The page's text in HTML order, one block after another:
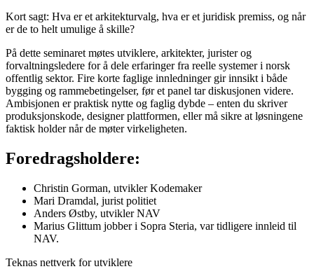
Kort sagt: Hva er et arkitekturvalg, hva er et juridisk premiss, og når
er de to helt umulige å skille?
På dette seminaret møtes utviklere, arkitekter, jurister og
forvaltningsledere for å dele erfaringer fra reelle systemer i norsk
offentlig sektor. Fire korte faglige innledninger gir innsikt i både
bygging og rammebetingelser, før et panel tar diskusjonen videre.
Ambisjonen er praktisk nytte og faglig dybde – enten du skriver
produksjonskode, designer plattformen, eller må sikre at løsningene
faktisk holder når de møter virkeligheten.
Foredragsholdere:
Christin Gorman, utvikler Kodemaker
Mari Dramdal, jurist politiet
Anders Østby, utvikler NAV
Marius Glittum jobber i Sopra Steria, var tidligere innleid til
NAV.
Teknas nettverk for utviklere